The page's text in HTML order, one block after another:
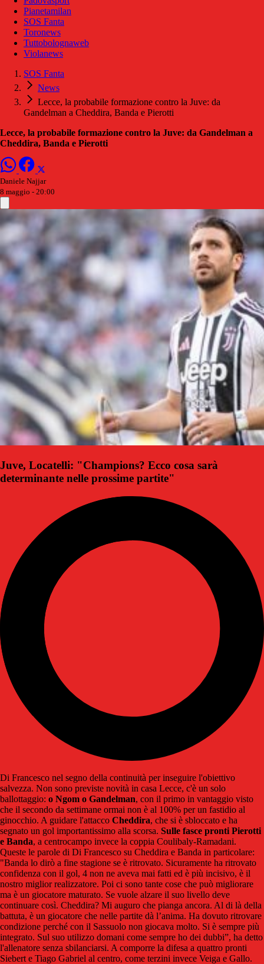
Pianetamilan
SOS Fanta
Toronews
Tuttobolognaweb
Violanews
SOS Fanta
News
Lecce, la probabile formazione contro la Juve: da
Gandelman a Cheddira, Banda e Pierotti
Lecce, la probabile formazione contro la Juve: da Gandelman a
Cheddira, Banda e Pierotti
Daniele Najjar
8 maggio - 20:00
Juve, Locatelli: "Champions? Ecco cosa sarà
determinante nelle prossime partite"
Di Francesco nel segno della continuità per inseguire l'obiettivo
salvezza. Non sono previste novità in casa Lecce, c'è un solo
ballottaggio: o Ngom o Gandelman, con il primo in vantaggio visto
che il secondo da settimane ormai non è al 100% per un fastidio al
ginocchio. A guidare l'attacco Cheddira, che si è sbloccato e ha
segnato un gol importantissimo alla scorsa. Sulle fasce pronti Pierotti
e Banda, a centrocampo invece la coppia Coulibaly-Ramadani.
Queste le parole di Di Francesco su Cheddira e Banda in particolare:
"Banda lo dirò a fine stagione se è ritrovato. Sicuramente ha ritrovato
confidenza con il gol, 4 non ne aveva mai fatti ed è più incisivo, è il
nostro miglior realizzatore. Poi ci sono tante cose che può migliorare
ma è un giocatore maturato. Se vuole alzare il suo livello deve
continuare così. Cheddira? Mi auguro che pianga ancora. Al di là della
battuta, è un giocatore che nelle partite dà l’anima. Ha dovuto ritrovare
condizione perché con il Sassuolo non giocava molto. Si è sempre più
integrato. Sul suo utilizzo domani come sempre ho dei dubbi”, ha detto
l'allenatore senza sbilanciarsi. A comporre la difesa a quattro pronti
Siebert e Tiago Gabriel al centro, come terzini invece Veiga e Gallo.